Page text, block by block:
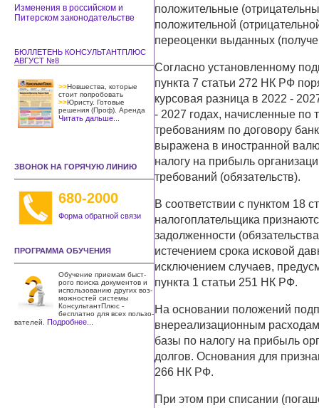
Изменения в российском и
Питерском законодательстве
БЮЛЛЕТЕНЬ КОНСУЛЬТАНТПЛЮС
АВГУСТ №8
>>Новшества, которые
стоит попробовать
>>Юристу. Готовые
решения (Проф). Аренда
Читать дальше...
ЗВОНОК НА ГОРЯЧУЮ ЛИНИЮ
680-2000
Форма обратной связи
ПРОГРАММА ОБУЧЕНИЯ
Обучение приемам быст­
рого поиска документов и
использо­ванию других воз­
можностей системы
КонсультантПлюс -
бесплатно для всех пользо­
вателей. Подробнее...
положительные
положительной
переоценки выданных
Согласно установленному
пункта 7 статьи 272 НК РФ
курсовая разница в 2022 -
- 2027 годах, начисленные по
требованиям по договору
выражена в иностранной
налогу на прибыль
требований (обязательств).
В соответствии с пунктом 18
налогоплательщика
задолженности
истечением срока исковой
исключением случаев,
пункта 1 статьи 251 НК РФ.
На основании положений
внереализационным
базы по налогу на прибыль
долгов. Основания для
266 НК РФ.
При этом при списании